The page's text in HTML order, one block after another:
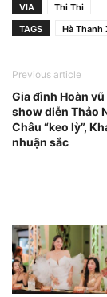
VIA
Thi Thi
TAGS
Hà Thanh
Previous article
Gia đình Hoàn
show diễn Thảo
Châu “keo lỳ”,
nhuận sắc